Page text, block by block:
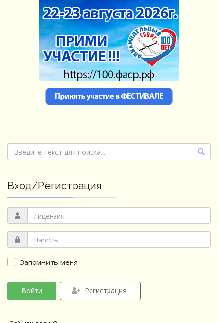
Вход/Регистрация
Запомнить меня
Войти Регистрация